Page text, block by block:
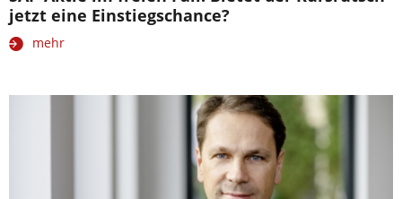
jetzt eine Einstiegschance?
mehr